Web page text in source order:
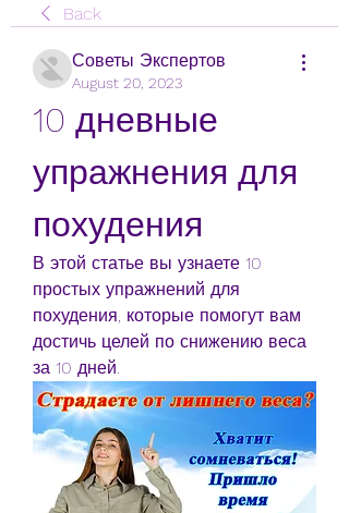
Back
Советы Экспертов
August 20, 2023
10 дневные
упражнения для
похудения
В этой статье вы узнаете 10
простых упражнений для
похудения, которые помогут вам
достичь целей по снижению веса
за 10 дней.